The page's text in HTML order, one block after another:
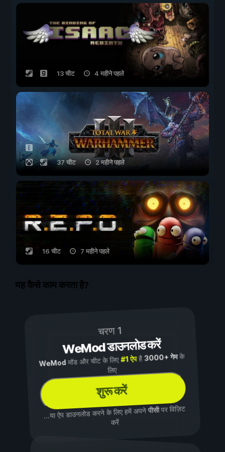
13 चीट 4 महीने पहले
37 चीट 2 महीने पहले
16 चीट 7 महीने पहले
यह कैसे काम करता है?
चरण 1
WeMod डाउनलोड करें
WeMod मॉड और चीट के लिए#1 ऐपहै3000+ गेमके
लिए
शुरू करें
...या ऐप डाउनलोड करने के लिए हमें अपनेपीसीपर विज़िट
करें